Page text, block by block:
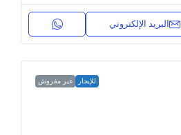
البريد الإلكتروني
للإيجار غير مفروش